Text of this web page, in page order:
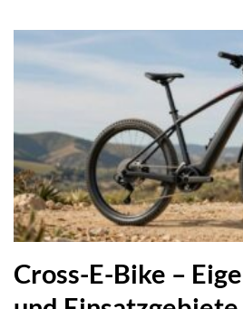
Cross-E-Bike –